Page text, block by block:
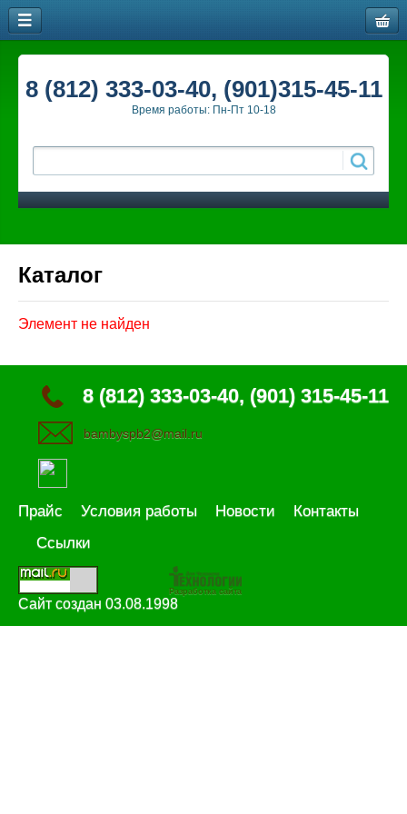
8 (812) 333-03-40, (901)315-45-11
Время работы: Пн-Пт 10-18
Каталог
Элемент не найден
8 (812) 333-03-40, (901) 315-45-11
bambyspb2@mail.ru
Прайс Условия работы Новости
Контакты
Ссылки
Разработка сайта
Сайт создан 03.08.1998